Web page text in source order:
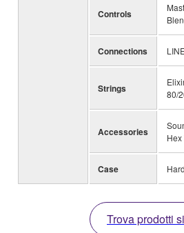
Controls
Connections
Strings
80/
Accessories
Hex
Case
Trova prodotti